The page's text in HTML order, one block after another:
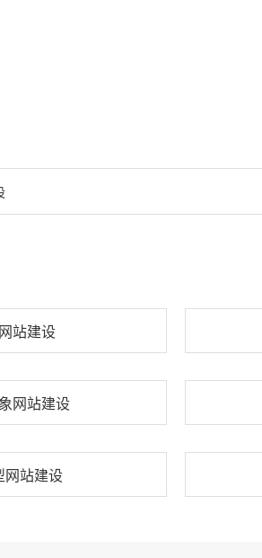
站建设
网站建设
网站建设